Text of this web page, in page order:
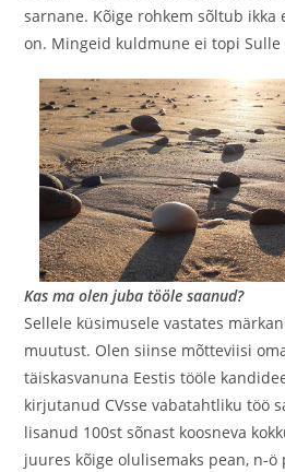
sarnane. Kõige rohkem sõltub ikka
on. Mingeid kuldmune ei topi Sulle
Kas ma olen juba tööle saanud?
Sellele küsimusele vastates
muutust. Olen siinse mõtteviisi
täiskasvanuna Eestis tööle
kirjutanud CVsse vabatahtliku töö
lisanud 100st sõnast koosneva
juures kõige olulisemaks pean, n-